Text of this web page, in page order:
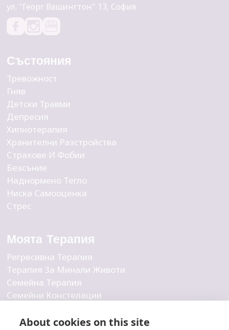
yл. "Георг Вашингтон" 13, София
Състояния
Тревожност
Гняв
Детски Травми
Депресия
Хипнотерапия
Хранителни Разстройства
Страхове И Фобии
Безсъние
Наднормено Тегло
Ниска Самооценка
Стрес
Моята Терапия
Регресивна Терапия
Терапия За Минали Животи
Семейна Терапия
Семейни Констелации
Вътрешна Детска Терапия
About cookies on this site